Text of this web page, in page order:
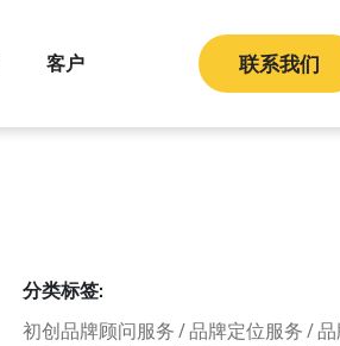
客户 联系我们
分类标签:
初创品牌顾问服务 / 品牌定位服务 /